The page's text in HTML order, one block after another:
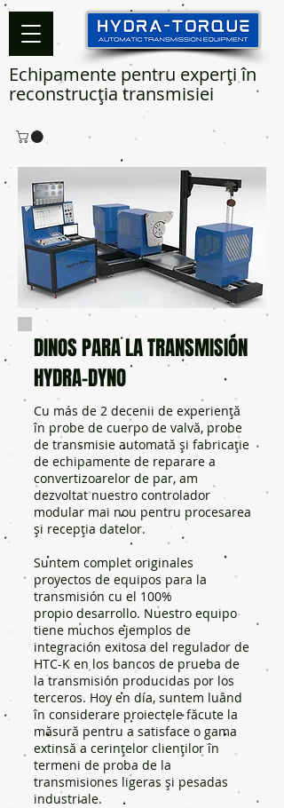
Echipamente pentru experți în
reconstrucția transmisiei
DINOS PARA LA TRANSMISIÓN
HYDRA-DYNO
Cu más de 2 decenii de experiență
în probe de cuerpo de valvă, probe
de transmisie automată și fabricație
de echipamente de reparare a
convertizoarelor de par, am
dezvoltat nuestro controlador
modular mai nou pentru procesarea
și recepția datelor.
Suntem complet originales
proyectos de equipos para la
transmisión cu el 100%
propio desarrollo. Nuestro equipo
tiene muchos ejemplos de
integración exitosa del regulador de
HTC-K en los bancos de prueba de
la transmisión producidas por los
terceros. Hoy en día, suntem luând
în considerare proiectele făcute la
măsură pentru a satisface o gama
extinsă a cerințelor clienților în
termeni de proba de la
transmisiones ligeras și pesadas
industriale.